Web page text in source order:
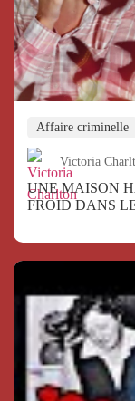
Affaire criminelle
Victoria
UNE MAISON
FROID DANS